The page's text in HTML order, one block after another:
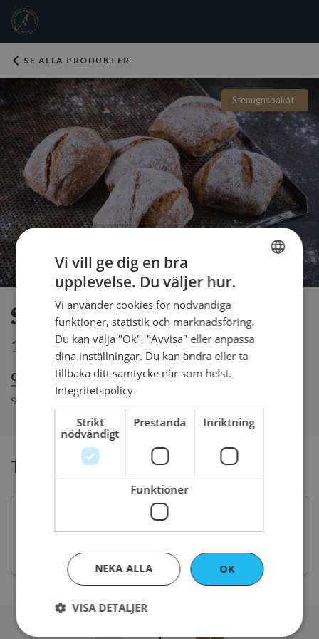
SE ALLA PRODUKTER
Stenugnsbakat!
Surdegsfralla Dinkel
16 kr per styck
Om produkten Innehåll
Beställ senast
Stenungsbakad surdegsfralla bakad på Dinkel, malt och surdeg.
Typ av fralla
Vi vill ge dig en bra
upplevelse. Du väljer hur.
Vi använder cookies för nödvändiga
funktioner, statistik och marknadsföring.
Du kan välja "Ok", "Avvisa" eller anpassa
dina inställningar. Du kan ändra eller ta
tillbaka ditt samtycke när som helst.
Integritetspolicy
Strikt
nödvändigt
Prestanda Inriktning
Funktioner
OK
NEKA ALLA
VISA DETALJER